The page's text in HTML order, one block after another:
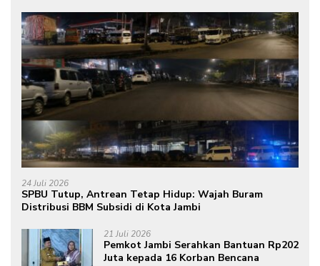
24 Juli 2026
SPBU Tutup, Antrean Tetap Hidup: Wajah Buram
Distribusi BBM Subsidi di Kota Jambi
21 Juli 2026
Pemkot Jambi Serahkan Bantuan Rp202
Juta kepada 16 Korban Bencana